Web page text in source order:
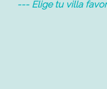
--- Elige tu villa